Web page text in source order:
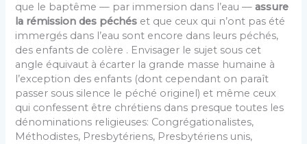
que le baptême — par immersion dans l’eau —assure
la rémission des péchés et que ceux qui n’ont pas été
immergés dans l’eau sont encore dans leurs péchés,
des enfants de colère . Envisager le sujet sous cet
angle équivaut à écarter la grande masse humaine à
l’exception des enfants (dont cependant on paraît
passer sous silence le péché originel) et même ceux
qui confessent être chré­tiens dans presque toutes les
dénominations religieuses: Congrégationalistes,
Méthodistes, Presbytériens, Presby­tériens unis,